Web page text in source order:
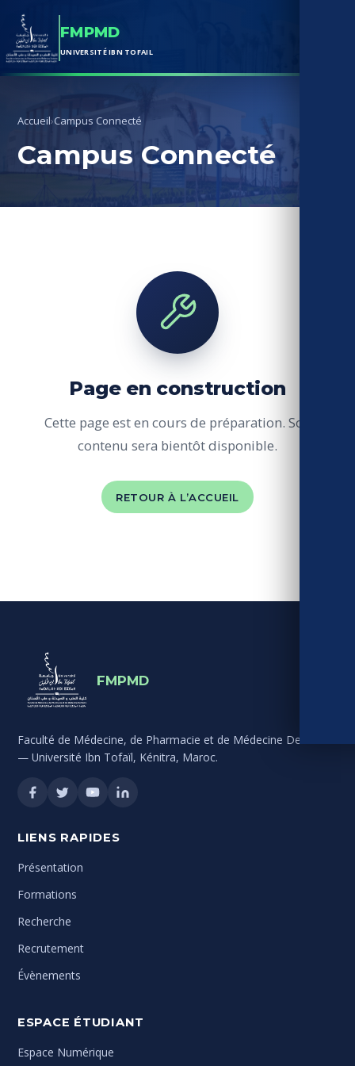
FMPMD
UNIVERSITÉ IBN TOFAIL
Accueil›Campus Connecté
Campus Connecté
Page en construction
Cette page est en cours de préparation. Son
contenu sera bientôt disponible.
RETOUR À L’ACCUEIL
FMPMD
Faculté de Médecine, de Pharmacie et de Médecine Dentaire
— Université Ibn Tofaïl, Kénitra, Maroc.
LIENS RAPIDES
Présentation
Formations
Recherche
Recrutement
Évènements
ESPACE ÉTUDIANT
Espace Numérique